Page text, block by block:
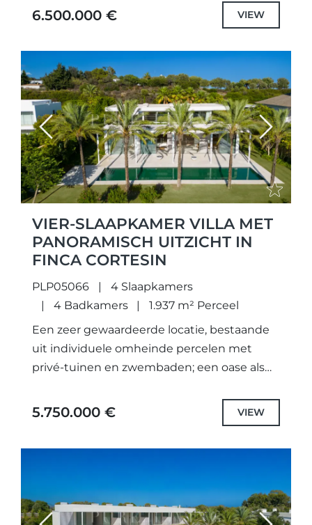
ontworpen unieke projecten met de
hoogste kwaliteit specificaties en...
6.500.000 € VIEW
Previous Next
VIER-SLAAPKAMER VILLA MET
PANORAMISCH UITZICHT IN
FINCA CORTESIN
PLP05066
4 Slaapkamers
4 Badkamers
1.937 m² Perceel
Een zeer gewaardeerde locatie, bestaande
uit individuele omheinde percelen met
privé-tuinen en zwembaden; een oase als
ontworpen unieke projecten met de
hoogste kwaliteit specificaties en...
5.750.000 € VIEW